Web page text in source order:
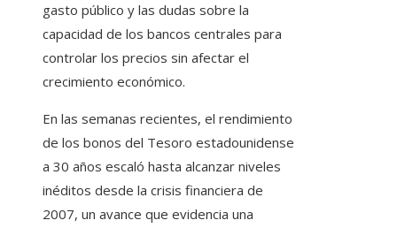
gasto público y las dudas sobre la
capacidad de los bancos centrales para
controlar los precios sin afectar el
crecimiento económico.
En las semanas recientes, el rendimiento
de los bonos del Tesoro estadounidense
a 30 años escaló hasta alcanzar niveles
inéditos desde la crisis financiera de
2007, un avance que evidencia una